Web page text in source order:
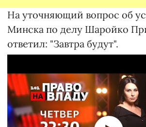
На уточняющий вопрос об
Минска по делу Шаройко
ответил: "Завтра будут".